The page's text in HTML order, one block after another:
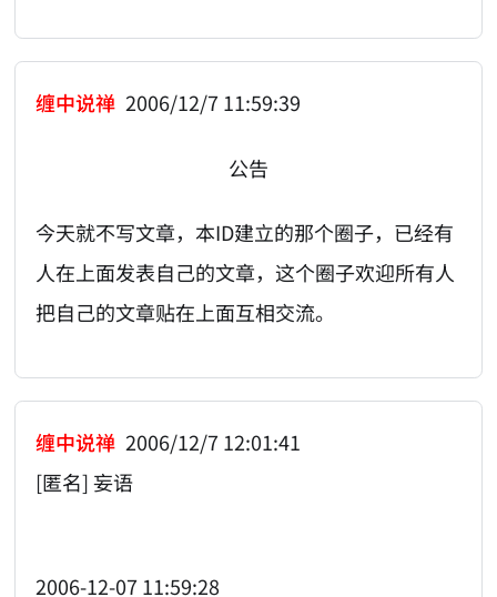
缠中说禅 2006/12/7 11:59:39
公告
今天就不写文章，本ID建立的那个圈子，已经有
人在上面发表自己的文章，这个圈子欢迎所有人
把自己的文章贴在上面互相交流。
缠中说禅 2006/12/7 12:01:41
[匿名] 妄语
2006-12-07 11:59:28